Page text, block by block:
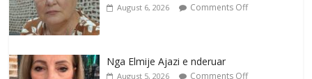
August 6, 2026 Comments Off
Nga Elmije Ajazi e nderuar
August 5, 2026 Comments Off